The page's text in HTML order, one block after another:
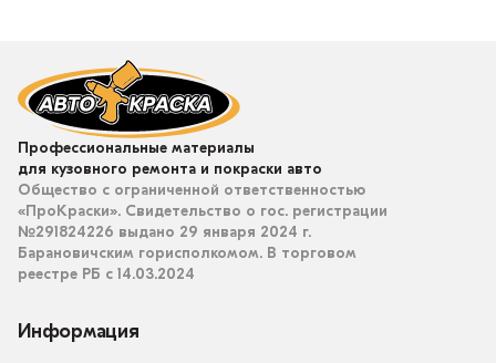
Профессиональные материалы
для кузовного ремонта и покраски авто
Общество с ограниченной ответственностью
«ПроКраски». Свидетельство о гос. регистрации
№291824226 выдано 29 января 2024 г.
Барановичским горисполкомом. В торговом
реестре РБ с 14.03.2024
Информация